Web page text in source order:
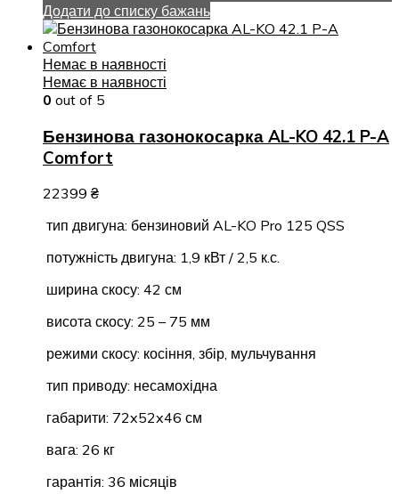
Додати до списку бажань
Немає в наявності
Немає в наявності
0 out of 5
Бензинова газонокосарка AL-KO 42.1 P-A
Comfort
22399 ₴
тип двигуна: бензиновий AL-KO Pro 125 QSS
потужність двигуна: 1,9 кВт / 2,5 к.с.
ширина скосу: 42 см
висота скосу: 25 – 75 мм
режими скосу: косіння, збір, мульчування
тип приводу: несамохідна
габарити: 72x52x46 см
вага: 26 кг
гарантія: 36 місяців